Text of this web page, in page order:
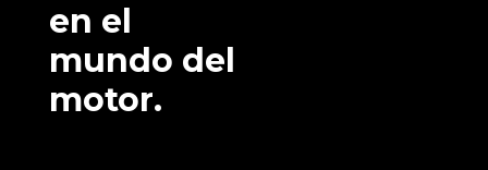
en el
mundo del
motor.